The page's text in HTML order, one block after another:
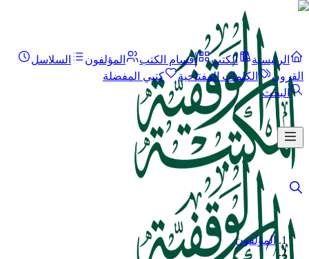
الرئيسية الكتب أقسام الكتب المؤلفون
السلاسل
القرون
الكلمات المفتاحية
كتبي المفضلة
البحث
المؤلفون
/